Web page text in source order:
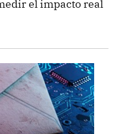
el impacto real